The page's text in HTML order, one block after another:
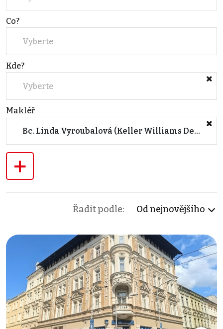
Co?
Vyberte
Kde?
Vyberte
Makléř
Bc. Linda Vyroubalová (Keller Williams Destiny REAL s.r.o.)
+
Řadit podle: Od nejnovějšího